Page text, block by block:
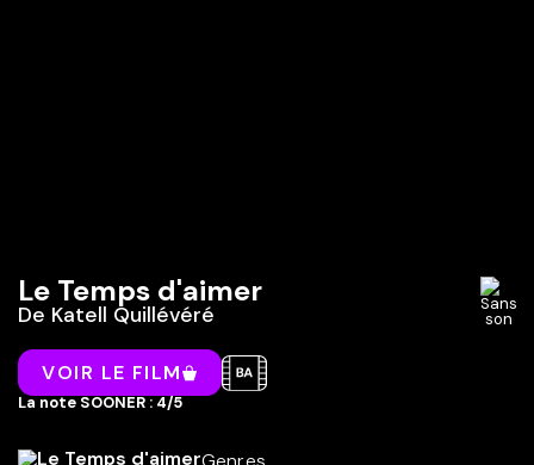
Le Temps d'aimer
De Katell Quillévéré
VOIR LE FILM
La note SOONER : 4/5